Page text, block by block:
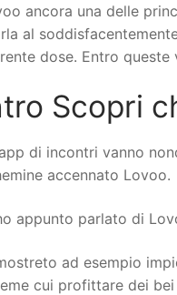
ancora una delle
al
dose. Entro
Scopri
di incontri vanno
accennato Lovoo.
appunto parlato di
ad esempio
cui profittare dei